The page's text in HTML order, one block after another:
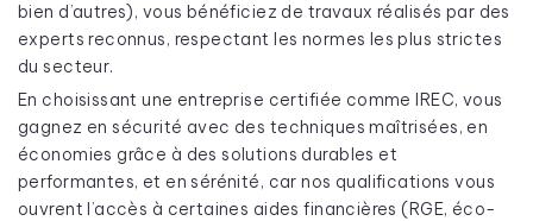
bien d’autres), vous bénéficiez de travaux réalisés par des
experts reconnus, respectant les normes les plus strictes
du secteur.
En choisissant une entreprise certifiée comme IREC, vous
gagnez en sécurité avec des techniques maîtrisées, en
économies grâce à des solutions durables et
performantes, et en sérénité, car nos qualifications vous
ouvrent l’accès à certaines aides financières (RGE, éco-